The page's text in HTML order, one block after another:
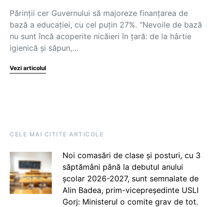
Părinții cer Guvernului să majoreze finanțarea de
bază a educației, cu cel puțin 27%. “Nevoile de bază
nu sunt încă acoperite nicăieri în țară: de la hârtie
igienică și săpun,…
Vezi articolul
CELE MAI CITITE ARTICOLE
Noi comasări de clase și posturi, cu 3
săptămâni până la debutul anului
școlar 2026-2027, sunt semnalate de
Alin Badea, prim-vicepreședinte USLI
Gorj: Ministerul o comite grav de tot.